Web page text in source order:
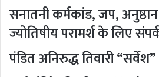
सनातनी कर्मकांड, जप,
ज्योतिषीय परामर्श के लिए
पंडित अनिरुद्ध तिवारी “सर्वेश”